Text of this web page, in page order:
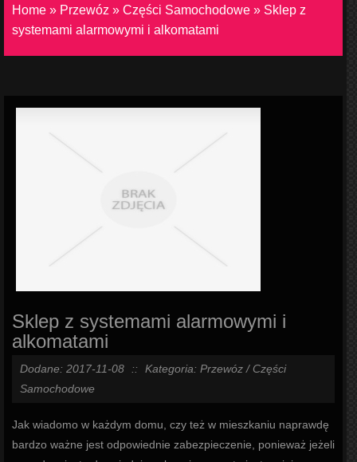
Home » Przewóz » Części Samochodowe » Sklep z
systemami alarmowymi i alkomatami
Sklep z systemami alarmowymi i
alkomatami
Dodane: 2017-11-08 ::
Kategoria: Przewóz / Części
Samochodowe
Jak wiadomo w każdym domu, czy też w mieszkaniu naprawdę
bardzo ważne jest odpowiednie zabezpieczenie, ponieważ jeżeli